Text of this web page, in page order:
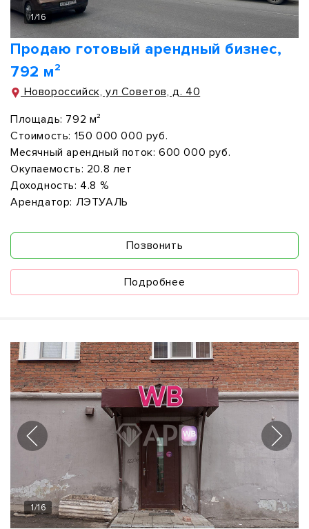
1/16
Продаю готовый арендный бизнес,
792 м²
Новороссийск, ул Советов, д. 40
Площадь: 792 м²
Стоимость: 150 000 000 руб.
Месячный арендный поток: 600 000 руб.
Окупаемость: 20.8 лет
Доходность: 4.8 %
Арендатор: ЛЭТУАЛЬ
Позвонить
Подробнее
1/16